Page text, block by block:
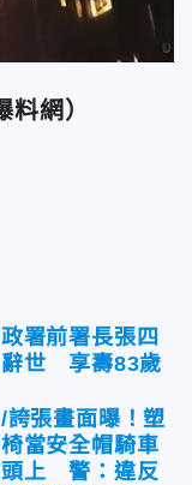
網）
署前署長張四
辭世 享壽83歲
誇張畫面曝！塑
當安全帽騎車
上 警：違反